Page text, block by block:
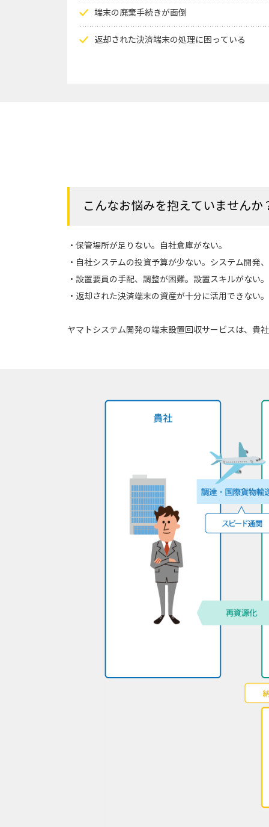
端末の廃棄手続きが面倒
返却された決済端末の処理に困っている
こんなお悩みを抱えていませんか
・保管場所が足りない。自社倉庫がない。
・自社システムの投資予算が少ない。システム開発
・設置要員の手配、調整が困難。設置スキルがない。
・返却された決済端末の資産が十分に活用できない。
ヤマトシステム開発の端末設置回収サービスは、貴